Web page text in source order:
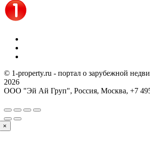
© 1-property.ru - портал о зарубежной
2026
ООО "Эй Ай Груп", Россия, Москва, +7
×